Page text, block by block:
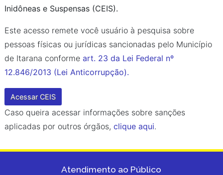
Inidôneas e Suspensas (CEIS).
Este acesso remete você usuário à pesquisa sobre
pessoas físicas ou jurídicas sancionadas pelo Município
de Itarana conforme art. 23 da Lei Federal nº
12.846/2013 (Lei Anticorrupção).
Acessar CEIS
Caso queira acessar informações sobre sanções
aplicadas por outros órgãos, clique aqui.
Atendimento ao Público